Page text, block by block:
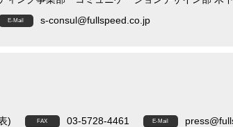
s-consul@fullspeed.co.jp
)
03-5728-4461